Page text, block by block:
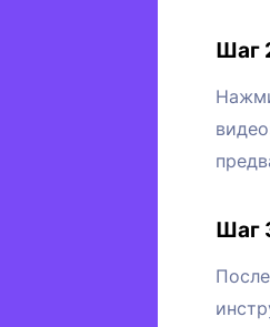
Шаг
Шаг